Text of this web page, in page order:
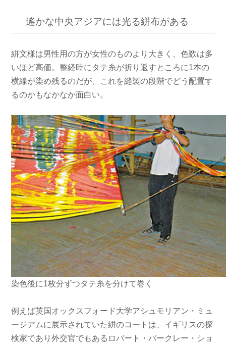
遙かな中央アジアには光る絣布がある
絣文様は男性用の方が女性のものより大きく、色数は多
いほど高価。整経時にタテ糸が折り返すところに1本の
横線が染め残るのだが、これを縫製の段階でどう配置す
るのかもなかなか面白い。
染色後に1枚分ずつタテ糸を分けて巻く
例えば英国オックスフォード大学アシュモリアン・ミュ
ージアムに展示されていた絣のコートは、イギリスの探
検家であり外交官でもあるロバート・バークレー・ショ